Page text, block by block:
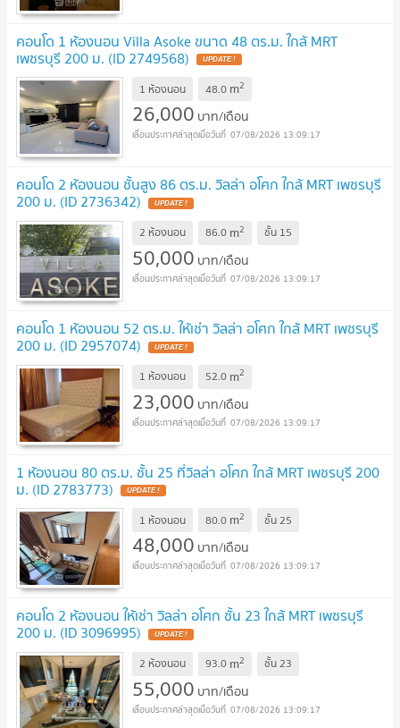
คอนโด 1 ห้องนอน Villa Asoke ขนาด 48 ตร.ม. ใกล้ MRT
เพชรบุรี 200 ม. (ID 2749568) UPDATE !
1 ห้องนอน 48.0 m2
26,000 บาท/เดือน
07/08/2026 13:09:17
คอนโด 2 ห้องนอน ชั้นสูง 86 ตร.ม. วิลล่า อโศก ใกล้ MRT เพชรบุรี
200 ม. (ID 2736342) UPDATE !
2 ห้องนอน 86.0 m2 ชั้น 15
50,000 บาท/เดือน
07/08/2026 13:09:17
คอนโด 1 ห้องนอน 52 ตร.ม. ให้เช่า วิลล่า อโศก ใกล้ MRT เพชรบุรี
200 ม. (ID 2957074) UPDATE !
1 ห้องนอน 52.0 m2
23,000 บาท/เดือน
07/08/2026 13:09:17
1 ห้องนอน 80 ตร.ม. ชั้น 25 ที่วิลล่า อโศก ใกล้ MRT เพชรบุรี 200
ม. (ID 2783773) UPDATE !
1 ห้องนอน 80.0 m2 ชั้น25
48,000 บาท/เดือน
07/08/2026 13:09:17
คอนโด 2 ห้องนอน ให้เช่า วิลล่า อโศก ชั้น 23 ใกล้ MRT เพชรบุรี
200 ม. (ID 3096995) UPDATE !
2 ห้องนอน 93.0 m2 ชั้น23
55,000 บาท/เดือน
07/08/2026 13:09:17